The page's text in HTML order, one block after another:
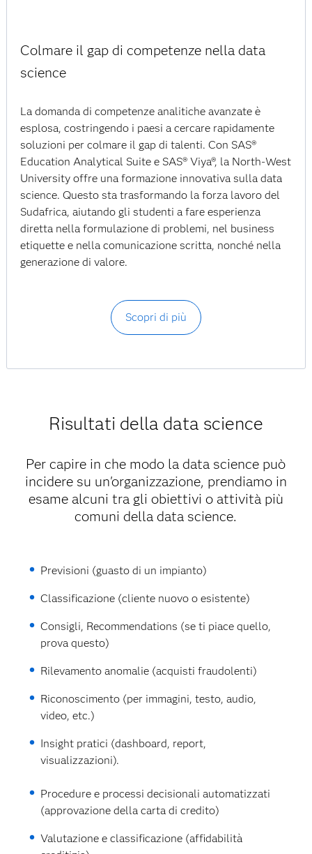
Colmare il gap di competenze nella data
science
La domanda di competenze analitiche avanzate è
esplosa, costringendo i paesi a cercare rapidamente
soluzioni per colmare il gap di talenti. Con SAS®
Education Analytical Suite e SAS® Viya®, la North-West
University offre una formazione innovativa sulla data
science. Questo sta trasformando la forza lavoro del
Sudafrica, aiutando gli studenti a fare esperienza
diretta nella formulazione di problemi, nel business
etiquette e nella comunicazione scritta, nonché nella
generazione di valore.
Scopri di più
Risultati della data science
Per capire in che modo la data science può
incidere su un'organizzazione, prendiamo in
esame alcuni tra gli obiettivi o attività più
comuni della data science.
Previsioni (guasto di un impianto)
Classificazione (cliente nuovo o esistente)
Consigli, Recommendations (se ti piace quello,
prova questo)
Rilevamento anomalie (acquisti fraudolenti)
Riconoscimento (per immagini, testo, audio,
video, etc.)
Insight pratici (dashboard, report,
visualizzazioni).
Procedure e processi decisionali automatizzati
(approvazione della carta di credito)
Valutazione e classificazione (affidabilità